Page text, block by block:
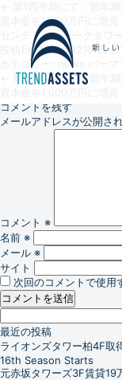
資本金を1,000万円に増資
センチュリーパークタワ
投稿日: 2012年12月1日
カテゴリー:
news
第1四半期にて、前年
コメントを残す
メールアドレスが公開さ
コメント ※
名前 ※
メール ※
サイト
次回のコメントで使用
検
索:
最近の投稿
ライオンズタワー柏4F取
16th Season Starts
元赤坂タワーズ3F賃貸19